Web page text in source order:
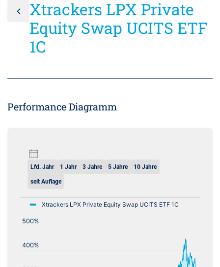
Xtrackers LPX Private
Equity Swap UCITS ETF
1C
Performance Diagramm
Lfd. Jahr 1 Jahr 3 Jahre 5 Jahre 10 Jahre
seit Auflage